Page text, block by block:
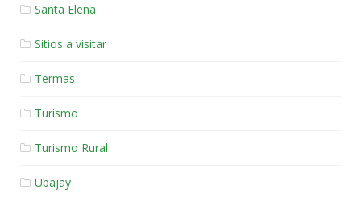
Santa Elena
Sitios a visitar
Termas
Turismo
Turismo Rural
Ubajay